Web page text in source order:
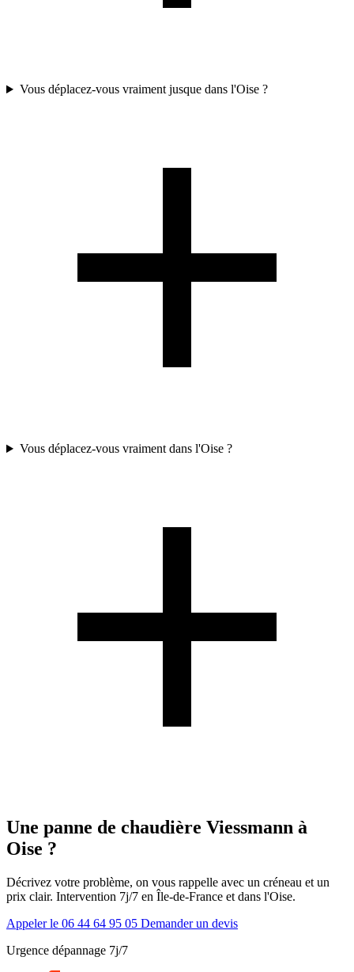
Vous déplacez-vous vraiment jusque dans l'Oise ?
Vous déplacez-vous vraiment dans l'Oise ?
Une panne de chaudière Viessmann à
Oise ?
Décrivez votre problème, on vous rappelle avec un créneau et un
prix clair. Intervention 7j/7 en Île-de-France et dans l'Oise.
Appeler le 06 44 64 95 05 Demander un devis
Urgence dépannage 7j/7